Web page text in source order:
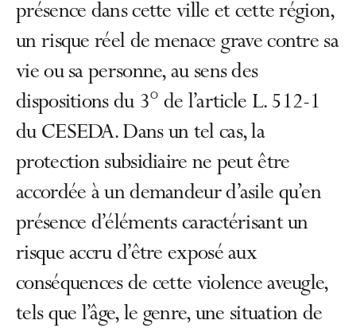
présence dans cette ville et cette région,
un risque réel de menace grave contre sa
vie ou sa personne, au sens des
dispositions du 3° de l’article L. 512-1
du CESEDA. Dans un tel cas, la
protection subsidiaire ne peut être
accordée à un demandeur d’asile qu’en
présence d’éléments caractérisant un
risque accru d’être exposé aux
conséquences de cette violence aveugle,
tels que l’âge, le genre, une situation de